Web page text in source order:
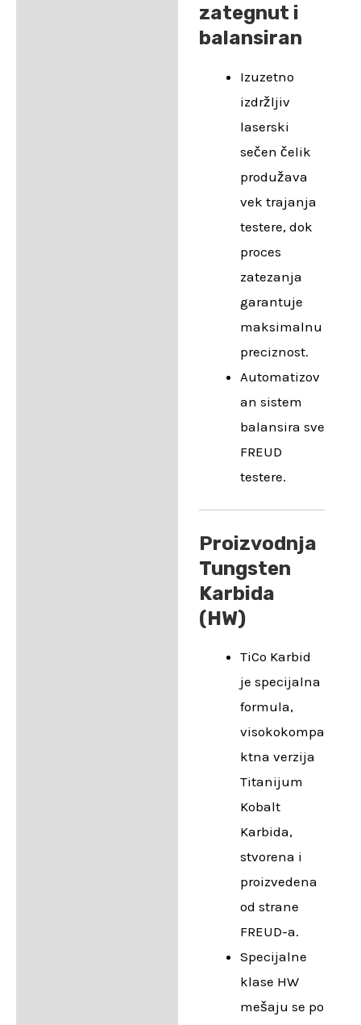
zategnut i
balansiran
Izuzetno
izdržljiv
laserski
sečen čelik
produžava
vek trajanja
testere, dok
proces
zatezanja
garantuje
maksimalnu
preciznost.
Automatizov
an sistem
balansira sve
FREUD
testere.
Proizvodnja
Tungsten
Karbida
(HW)
TiCo Karbid
je specijalna
formula,
visokokompa
ktna verzija
Titanijum
Kobalt
Karbida,
stvorena i
proizvedena
od strane
FREUD-a.
Specijalne
klase HW
mešaju se po